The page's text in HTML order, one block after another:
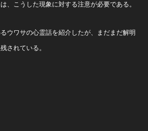
、こうした現象に対する注意が必要である。
ウワサの心霊話を紹介したが、まだまだ解明
されている。